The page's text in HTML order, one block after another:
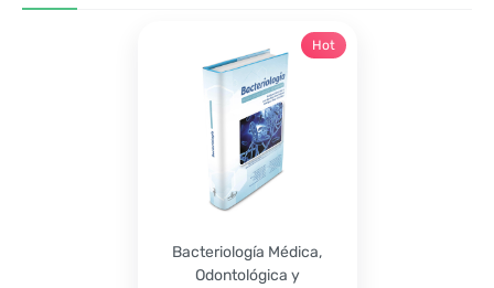
Bacteriología Médica,
Odontológica y
Hot